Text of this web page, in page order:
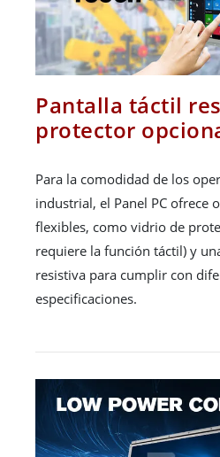
Pantalla táctil
protector
Para la comodidad de los
industrial, el Panel PC ofrece
flexibles, como vidrio de
requiere la función táctil) y
resistiva para cumplir con
especificaciones.